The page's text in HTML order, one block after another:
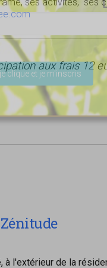
aux frais 12
à l'extérieur de la
laisser ce champ vide.